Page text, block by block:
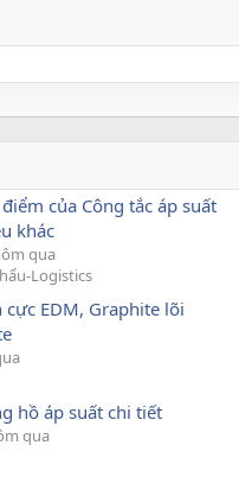
của Công tắc áp suất
khác
qua
Logistics
EDM, Graphite lõi
hồ áp suất chi tiết
qua